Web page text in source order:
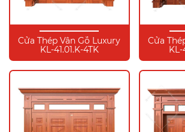
Cửa Thép Vân Gỗ Luxury
KL-41.01.K-4TK
Cửa
KL-